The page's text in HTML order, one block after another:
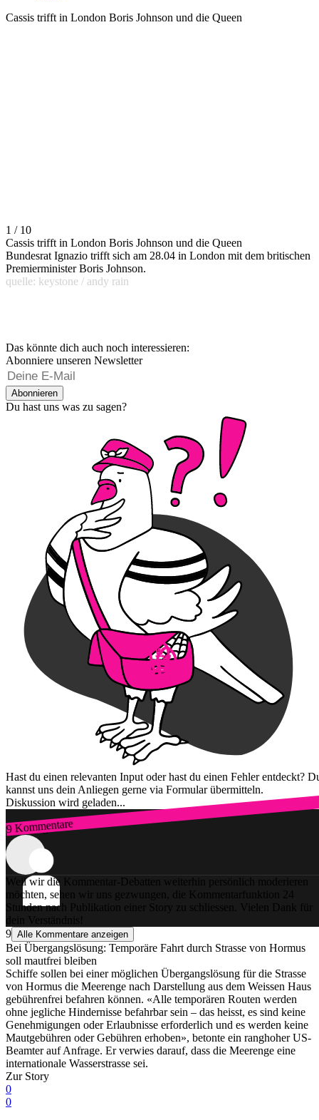
Cassis trifft in London Boris Johnson und die Queen
1 / 10
Cassis trifft in London Boris Johnson und die Queen
Bundesrat Ignazio trifft sich am 28.04 in London mit dem britischen
Premierminister Boris Johnson.
quelle: keystone / andy rain
Das könnte dich auch noch interessieren:
Abonniere unseren Newsletter
Abonnieren
Du hast uns was zu sagen?
Hast du einen relevanten Input oder hast du einen Fehler entdeckt?
kannst uns dein Anliegen gerne via Formular übermitteln.
Diskussion wird geladen...
9 Kommentare
Zum Login
Weil wir die Kommentar-Debatten weiterhin persönlich moderieren
möchten, sehen wir uns gezwungen, die Kommentarfunktion 24
Stunden nach Publikation einer Story zu schliessen. Vielen Dank für
dein Verständnis!
9 Alle Kommentare anzeigen
Bei Übergangslösung: Temporäre Fahrt durch Strasse von Hormus
soll mautfrei bleiben
Schiffe sollen bei einer möglichen Übergangslösung für die Strasse
von Hormus die Meerenge nach Darstellung aus dem Weissen Haus
gebührenfrei befahren können. «Alle temporären Routen werden
ohne jegliche Hindernisse befahrbar sein – das heisst, es sind keine
Genehmigungen oder Erlaubnisse erforderlich und es werden keine
Mautgebühren oder Gebühren erhoben», betonte ein ranghoher US-
Beamter auf Anfrage. Er verwies darauf, dass die Meerenge eine
internationale Wasserstrasse sei.
Zur Story
0
0